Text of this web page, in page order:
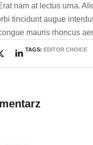
nam at lectus urna.
tincidunt augue
mauris rhoncus
TAGS: EDITOR CHOICE